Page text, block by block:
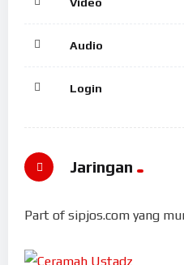
Video
Audio
Login
Jaringan
Part of sipjos.com yang